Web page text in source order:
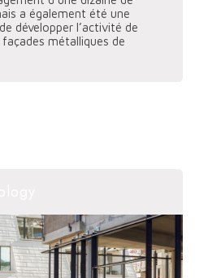
a également été une
développer l’activité de
métalliques de